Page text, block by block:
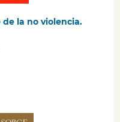
de la no violencia.